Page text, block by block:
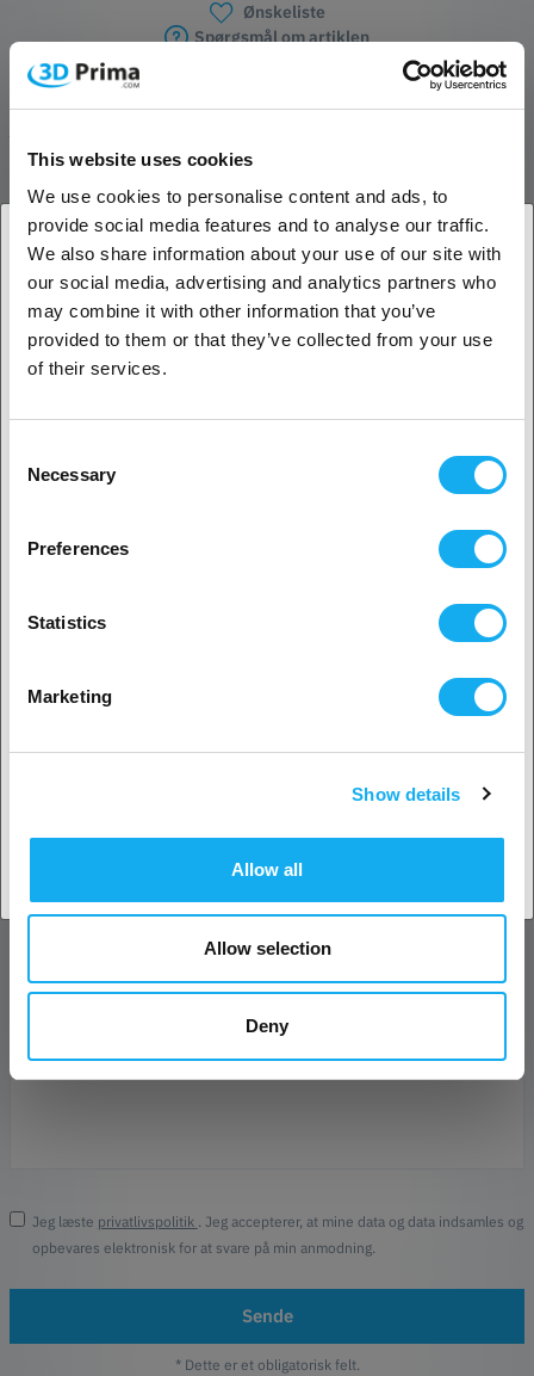
This website uses cookies
We use cookies to personalise content and ads, to
provide social media features and to analyse our traffic.
We also share information about your use of our site with
our social media, advertising and analytics partners who
may combine it with other information that you’ve
provided to them or that they’ve collected from your use
of their services.
Selection
Necessary
Preferences
Statistics
Marketing
Show details
Allow all
Allow selection
Deny
Ønskeliste
Spørgsmål om artiklen
Producent- og sikkerhedskontakter
ANMELDELSER
Telefon
Jeg læste privatlivspolitik
. Jeg accepterer, at mine data og data indsamles og
opbevares elektronisk for at svare på min anmodning.
Sende
* Dette er et obligatorisk felt.
1. Er du erhvervskunde eller privatkunde?
Erhvervskunde
Privat kunde